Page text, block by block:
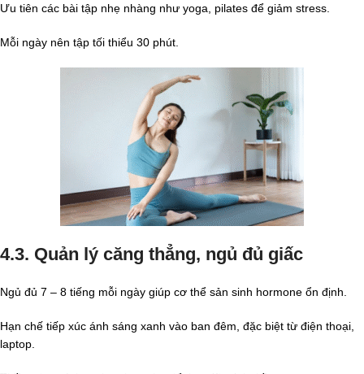
Ưu tiên các bài tập nhẹ nhàng như yoga, pilates để giảm stress.
Mỗi ngày nên tập tối thiểu 30 phút.
4.3. Quản lý căng thẳng, ngủ đủ giấc
Ngủ đủ 7 – 8 tiếng mỗi ngày giúp cơ thể sản sinh hormone ổn định.
Hạn chế tiếp xúc ánh sáng xanh vào ban đêm, đặc biệt từ điện thoại,
laptop.